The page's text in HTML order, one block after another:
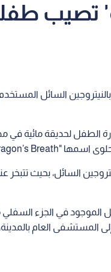
تصيب
معالجة بالنيتروجين السائل
السائل، بحيث تتبخر
الموجود في الجزء السفلي